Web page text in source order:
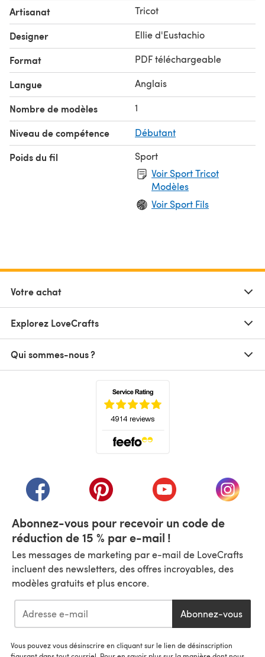
Artisanat Tricot
Designer Ellie d'Eustachio
Format PDF téléchargeable
Langue Anglais
Nombre de modèles 1
Niveau de compétence Débutant
Poids du fil
Sport
Voir Sport Tricot
Modèles
Voir Sport Fils
Votre achat
Explorez LoveCrafts
Qui sommes-nous ?
(s'ouvre dans un nouvel onglet)
(s'ouvre dans un nouvel onglet)
(s'ouvre dans un(s'ouvre
Abonnez-vous pour recevoir un code de
réduction de 15 % par e-mail !
Les messages de marketing par e-mail de LoveCrafts
incluent des newsletters, des offres incroyables, des
modèles gratuits et plus encore.
Abonnez-vous
Vous pouvez vous désinscrire en cliquant sur le lien de désinscription